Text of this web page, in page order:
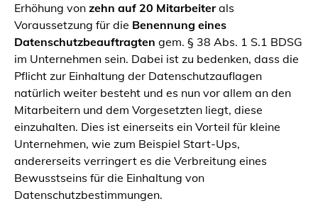
Erhöhung von zehn auf 20 Mitarbeiterals
Voraussetzung für die Benennung eines
Datenschutzbeauftragten gem. § 38 Abs. 1 S.1 BDSG
im Unternehmen sein. Dabei ist zu bedenken, dass die
Pflicht zur Einhaltung der Datenschutzauflagen
natürlich weiter besteht und es nun vor allem an den
Mitarbeitern und dem Vorgesetzten liegt, diese
einzuhalten. Dies ist einerseits ein Vorteil für kleine
Unternehmen, wie zum Beispiel Start-Ups,
andererseits verringert es die Verbreitung eines
Bewusstseins für die Einhaltung von
Datenschutzbestimmungen.